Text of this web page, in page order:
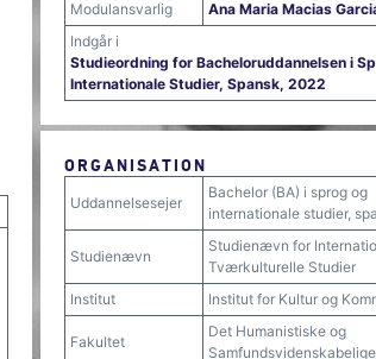
Modulansvarlig
Ana Maria Macias
Indgår i
Studieordning for Bacheloruddannelsen i
Internationale Studier, Spansk, 2022
ORGANISATION
Uddannelsesejer
Bachelor (BA) i sprog og
internationale studier,
Studienævn
Studienævn for
Tværkulturelle Studier
Institut
Institut for Kultur og
Fakultet
Det Humanistiske og